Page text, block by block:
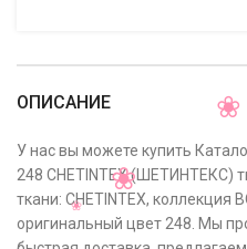
ОПИСАНИЕ
У нас вы можете купить
248 CHETINTEX (ШЕТИНТЕКС)
ткани: CHETINTEX, коллекция
оригинальный цвет 248. Мы